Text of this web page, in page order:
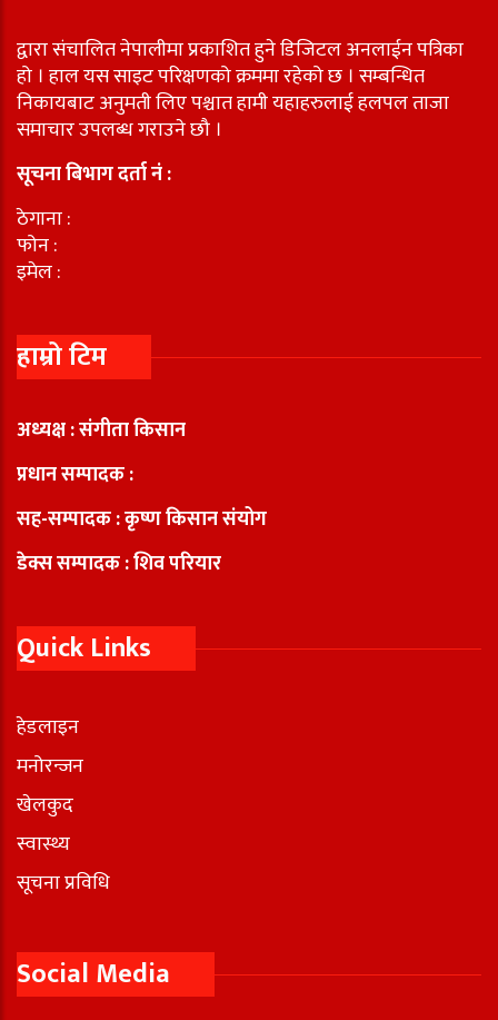
द्वारा संचालित नेपालीमा प्रकाशित हुने डिजिटल अनलाईन पत्रिका
हो । हाल यस साइट परिक्षणको क्रममा रहेको छ । सम्बन्धित
निकायबाट अनुमती लिए पश्चात हामी यहाहरुलाई हलपल ताजा
समाचार उपलब्ध गराउने छौ ।
सूचना बिभाग दर्ता नं :
ठेगाना :
फोन :
इमेल :
हाम्रो टिम
अध्यक्ष : संगीता किसान
प्रधान सम्पादक :
सह-सम्पादक : कृष्ण किसान संयोग
डेक्स सम्पादक : शिव परियार
Quick Links
हेडलाइन
मनोरन्जन
खेलकुद
स्वास्थ्य
सूचना प्रविधि
Social Media